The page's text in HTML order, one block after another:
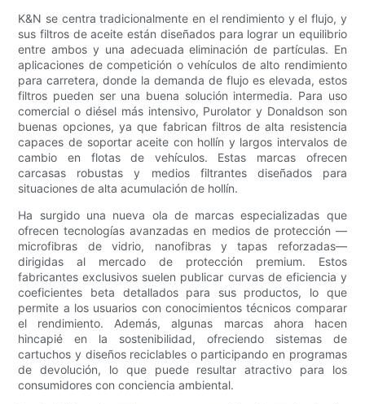
K&N se centra tradicionalmente en el rendimiento y el flujo, y
sus filtros de aceite están diseñados para lograr un equilibrio
entre ambos y una adecuada eliminación de partículas. En
aplicaciones de competición o vehículos de alto rendimiento
para carretera, donde la demanda de flujo es elevada, estos
filtros pueden ser una buena solución intermedia. Para uso
comercial o diésel más intensivo, Purolator y Donaldson son
buenas opciones, ya que fabrican filtros de alta resistencia
capaces de soportar aceite con hollín y largos intervalos de
cambio en flotas de vehículos. Estas marcas ofrecen
carcasas robustas y medios filtrantes diseñados para
situaciones de alta acumulación de hollín.
Ha surgido una nueva ola de marcas especializadas que
ofrecen tecnologías avanzadas en medios de protección —
microfibras de vidrio, nanofibras y tapas reforzadas—
dirigidas al mercado de protección premium. Estos
fabricantes exclusivos suelen publicar curvas de eficiencia y
coeficientes beta detallados para sus productos, lo que
permite a los usuarios con conocimientos técnicos comparar
el rendimiento. Además, algunas marcas ahora hacen
hincapié en la sostenibilidad, ofreciendo sistemas de
cartuchos y diseños reciclables o participando en programas
de devolución, lo que puede resultar atractivo para los
consumidores con conciencia ambiental.